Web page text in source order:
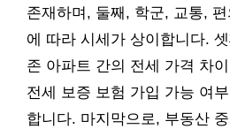
존재하며, 둘째, 학군, 교통,
에 따라 시세가 상이합니다.
존 아파트 간의 전세 가격 차
전세 보증 보험 가입 가능 여
합니다. 마지막으로, 부동산